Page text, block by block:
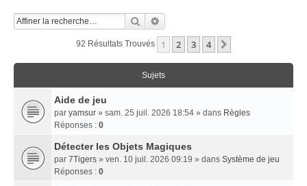
Rechercher
92 Résultats Trouvés 1 2 3 4
Sujets
Aide de jeu
par yamsur » sam. 25 juil. 2026 18:54 » dans Règles
Réponses : 0
Détecter les Objets Magiques
par 7Tigers » ven. 10 juil. 2026 09:19 » dans Système de jeu
Réponses : 0